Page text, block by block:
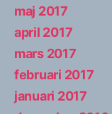
maj 2017
april 2017
mars 2017
februari 2017
januari 2017